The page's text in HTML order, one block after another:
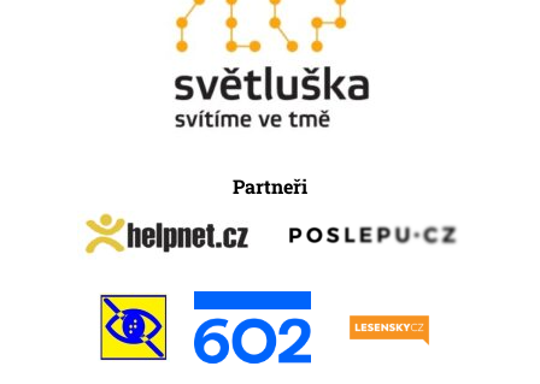
Partneři